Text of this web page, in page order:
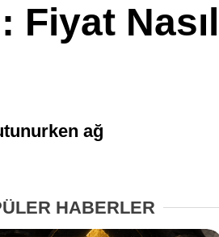
Altcoin Haberleri
Fiyat Nasıl
ağ
HABERLER